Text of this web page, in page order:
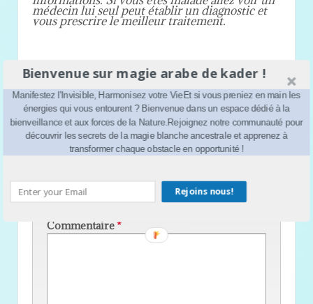
médecin lui seul peut établir un diagnostic et
vous prescrire le meilleur traitement.
‹ 1er jour de la lune Les couleurs de la magie
Laisser un commentaire
Votre adresse e-mail ne sera pas publiée.Les
champs obligatoires sont indiqués avec
Commentaire*
Bienvenue sur magie arabe de kader !
Manifestez l'Invisible, Harmonisez votre VieEt si vous preniez en main les
énergies qui vous entourent ? Bienvenue dans un espace dédié à la
bienveillance et aux forces de la Nature.Rejoignez notre communauté pour
découvrir les secrets de la magie blanche ancestrale et apprenez à
transformer chaque obstacle en opportunité !
Rejoins nous!